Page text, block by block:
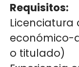
Requisitos:
Licenciatura
económico-
o titulado)